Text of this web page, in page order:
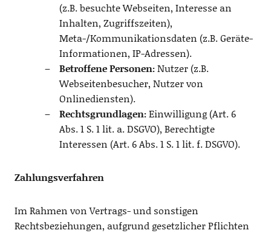
(z.B. besuchte Webseiten, Interesse an
Inhalten, Zugriffszeiten),
Meta-/Kommunikationsdaten (z.B. Geräte-
Informationen, IP-Adressen).
Betroffene Personen:Nutzer (z.B.
Webseitenbesucher, Nutzer von
Onlinediensten).
Rechtsgrundlagen:Einwilligung (Art. 6
Abs. 1 S. 1 lit. a. DSGVO), Berechtigte
Interessen (Art. 6 Abs. 1 S. 1 lit. f. DSGVO).
Zahlungsverfahren
Im Rahmen von Vertrags- und sonstigen
Rechtsbeziehungen, aufgrund gesetzlicher Pflichten